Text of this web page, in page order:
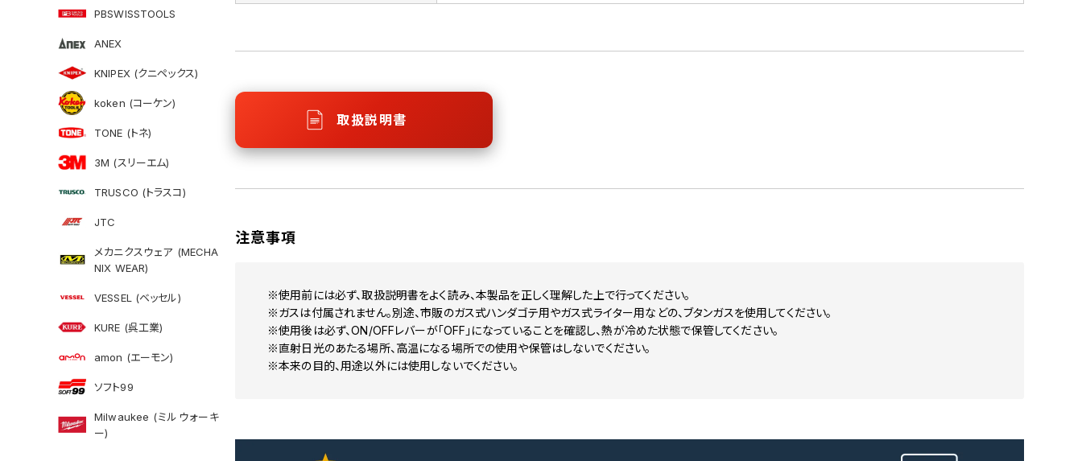
PBSWISSTOOLS
ANEX
KNIPEX (クニペックス)
koken (コーケン)
TONE (トネ)
3M (スリーエム)
TRUSCO (トラスコ)
JTC
メカニクスウェア (MECHA
NIX WEAR)
VESSEL (ベッセル)
KURE (呉工業)
amon (エーモン)
ソフト99
Milwaukee (ミルウォーキ
ー)
取扱説明書
注意事項
※使用前には必ず、取扱説明書をよく読み、本製品を正しく理解した上で行ってください。
※ガスは付属されません。別途、市販のガス式ハンダゴテ用やガス式ライター用などの、ブタンガスを使用してください。
※使用後は必ず、ON/OFFレバーが「OFF」になっていることを確認し、熱が冷めた状態で保管してください。
※直射日光のあたる場所、高温になる場所での使用や保管はしないでください。
※本来の目的、用途以外には使用しないでください。